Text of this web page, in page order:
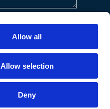
Allow all
Allow selection
Deny